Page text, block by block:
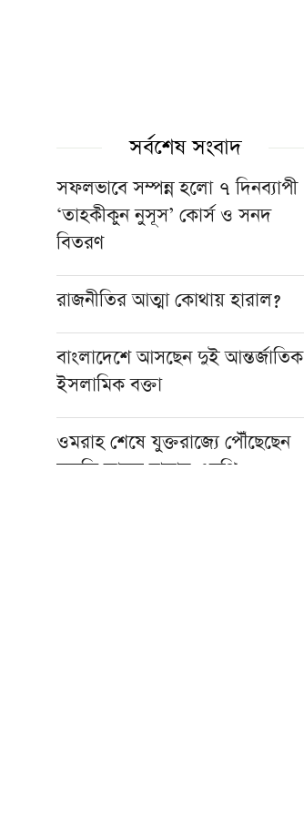
সর্বশেষ সংবাদ
সফলভাবে সম্পন্ন হলো ৭ দিনব্যাপী
‘তাহকীকুন নুসূস’ কোর্স ও সনদ
বিতরণ
রাজনীতির আত্মা কোথায় হারাল?
বাংলাদেশে আসছেন দুই আন্তর্জাতিক
ইসলামিক বক্তা
ওমরাহ শেষে যুক্তরাজ্যে পৌঁছেছেন
মুফতি আবুল হাসান এমপি